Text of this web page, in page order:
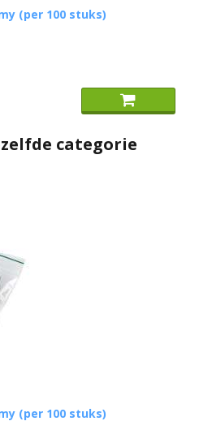
(per 100 stuks)
categorie
(per 100 stuks)